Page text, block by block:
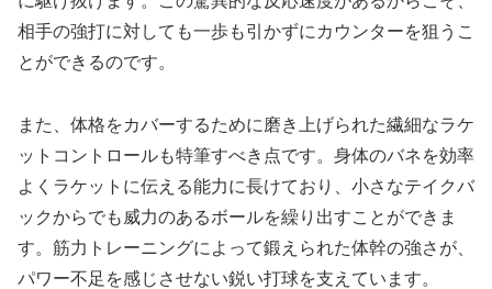
相手の強打に対しても一歩も引かずにカウンターを狙うこ
とができるのです。
また、体格をカバーするために磨き上げられた繊細なラケ
ットコントロールも特筆すべき点です。身体のバネを効率
よくラケットに伝える能力に長けており、小さなテイクバ
ックからでも威力のあるボールを繰り出すことができま
す。筋力トレーニングによって鍛えられた体幹の強さが、
パワー不足を感じさせない鋭い打球を支えています。